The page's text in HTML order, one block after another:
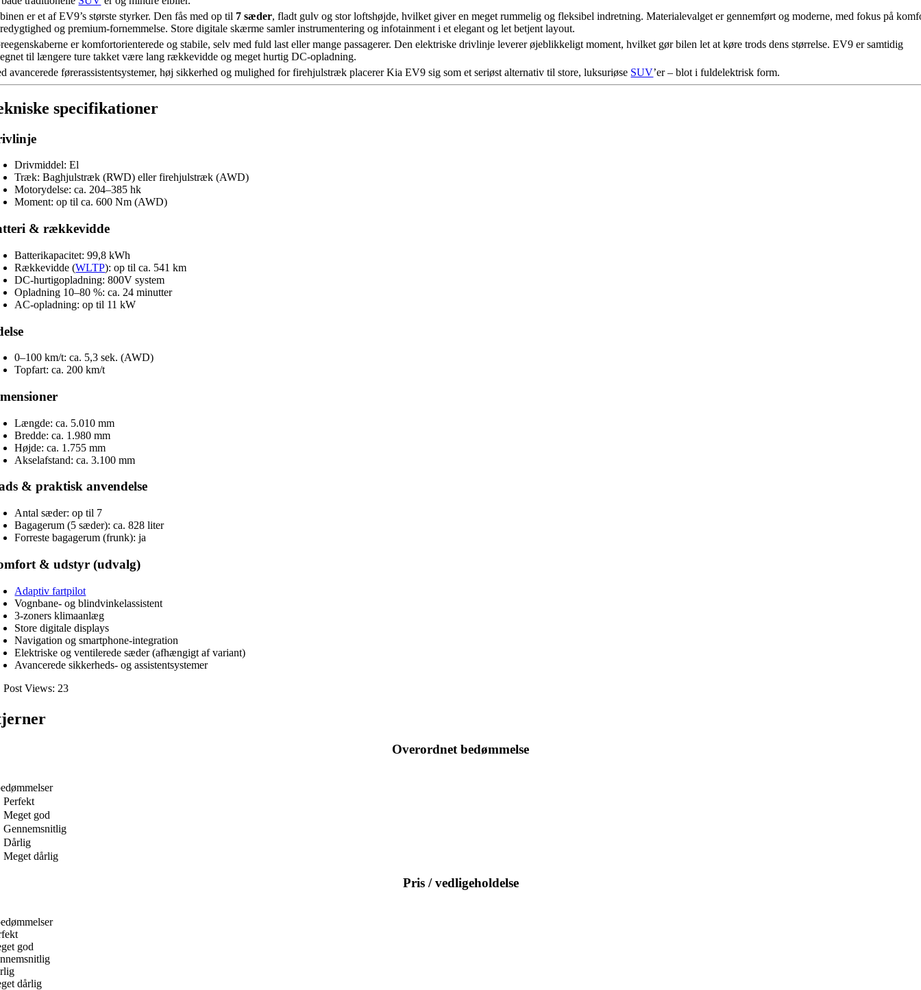
er et af EV9’s største styrker. Den fås med op til 7 sæder, fladt gulv og stor loftshøjde, hvilket giver en meget rummelig og fleksibel indretning. Materialevalget er gennemført og moderne, med fokus på
og premium-fornemmelse. Store digitale skærme samler instrumentering og infotainment i et elegant og let betjent layout.
er komfortorienterede og stabile, selv med fuld last eller mange passagerer. Den elektriske drivlinje leverer øjeblikkeligt moment, hvilket gør bilen let at køre trods dens størrelse. EV9 er samtidig
til længere ture takket være lang rækkevidde og meget hurtig DC-opladning.
avancerede førerassistentsystemer, høj sikkerhed og mulighed for firehjulstræk placerer Kia EV9 sig som et seriøst alternativ til store, luksuriøse SUV’er – blot i fuldelektrisk form.
specifikationer
Drivmiddel: El
Træk: Baghjulstræk (RWD) eller firehjulstræk (AWD)
Motorydelse: ca. 204–385 hk
Moment: op til ca. 600 Nm (AWD)
& rækkevidde
Batterikapacitet: 99,8 kWh
Rækkevidde (WLTP): op til ca. 541 km
DC-hurtigopladning: 800V system
Opladning 10–80 %: ca. 24 minutter
AC-opladning: op til 11 kW
0–100 km/t: ca. 5,3 sek. (AWD)
Topfart: ca. 200 km/t
Længde: ca. 5.010 mm
Bredde: ca. 1.980 mm
Højde: ca. 1.755 mm
Akselafstand: ca. 3.100 mm
& praktisk anvendelse
Antal sæder: op til 7
Bagagerum (5 sæder): ca. 828 liter
Forreste bagagerum (frunk): ja
& udstyr (udvalg)
Adaptiv fartpilot
Vognbane- og blindvinkelassistent
3-zoners klimaanlæg
Store digitale displays
Navigation og smartphone-integration
Elektriske og ventilerede sæder (afhængigt af variant)
Avancerede sikkerheds- og assistentsystemer
Post Views: 23
Overordnet bedømmelse
Perfekt
Meget god
Gennemsnitlig
Dårlig
Meget dårlig
Pris / vedligeholdelse
god
dårlig